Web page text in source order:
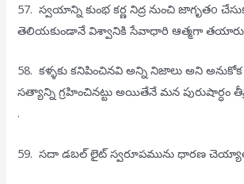
57. స్వయాన్ని కుంభ కర్ణ నిద్ర నుంచి జాగృతo
తెలియకుండానే విశ్వానికి సేవాధారి ఆత్మగా
58. కళ్ళకు కనిపించినవి అన్ని నిజాలు అని
సత్యాన్ని గ్రహించినట్టు అయితేనే మన పురుషార్ధం
.
59. సదా డబల్ లైట్ స్వరూపమును ధారణ